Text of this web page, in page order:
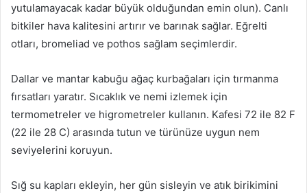
yutulamayacak kadar büyük olduğundan emin olun). Canlı
bitkiler hava kalitesini artırır ve barınak sağlar. Eğrelti
otları, bromeliad ve pothos sağlam seçimlerdir.
Dallar ve mantar kabuğu ağaç kurbağaları için tırmanma
fırsatları yaratır. Sıcaklık ve nemi izlemek için
termometreler ve higrometreler kullanın. Kafesi 72 ile 82 F
(22 ile 28 C) arasında tutun ve türünüze uygun nem
seviyelerini koruyun.
Sığ su kapları ekleyin, her gün sisleyin ve atık birikimini